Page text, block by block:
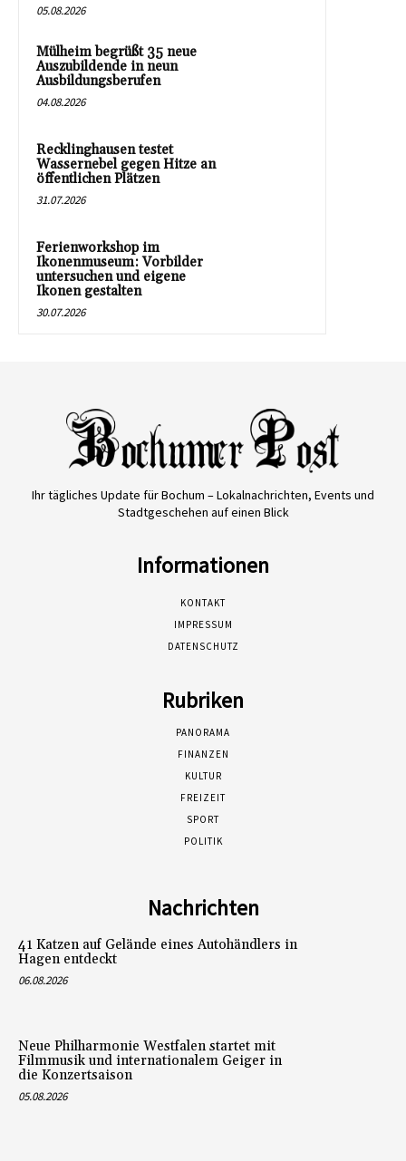
05.08.2026
Mülheim begrüßt 35 neue
Auszubildende in neun
Ausbildungsberufen
04.08.2026
Recklinghausen testet
Wassernebel gegen Hitze an
öffentlichen Plätzen
31.07.2026
Ferienworkshop im
Ikonenmuseum: Vorbilder
untersuchen und eigene
Ikonen gestalten
30.07.2026
Ihr tägliches Update für Bochum – Lokalnachrichten, Events und
Stadtgeschehen auf einen Blick
Informationen
KONTAKT
IMPRESSUM
DATENSCHUTZ
Rubriken
PANORAMA
FINANZEN
KULTUR
FREIZEIT
SPORT
POLITIK
Nachrichten
41 Katzen auf Gelände eines Autohändlers in
Hagen entdeckt
06.08.2026
Neue Philharmonie Westfalen startet mit
Filmmusik und internationalem Geiger in
die Konzertsaison
05.08.2026